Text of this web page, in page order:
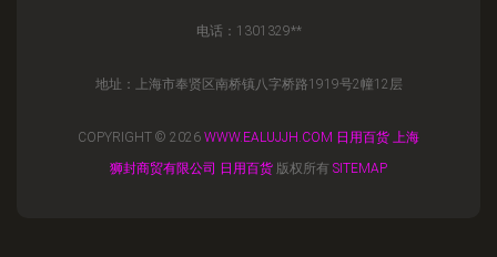
电话：1301329**
地址：上海市奉贤区南桥镇八字桥路1919号2幢12层
COPYRIGHT © 2026 WWW.EALUJJH.COM 日用百货 上海
狮封商贸有限公司 日用百货 版权所有 SITEMAP